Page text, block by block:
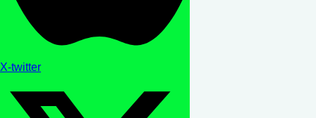
X-twitter